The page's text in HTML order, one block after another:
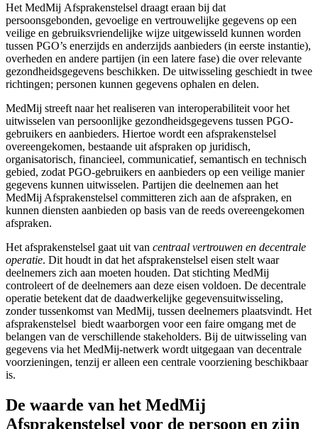
Het MedMij Afsprakenstelsel draagt eraan bij dat
persoonsgebonden, gevoelige en vertrouwelijke gegevens op een
veilige en gebruiksvriendelijke wijze uitgewisseld kunnen worden
tussen PGO’s enerzijds en anderzijds aanbieders (in eerste instantie),
overheden en andere partijen (in een latere fase) die over relevante
gezondheidsgegevens beschikken. De uitwisseling geschiedt in twee
richtingen; personen kunnen gegevens ophalen en delen.
MedMij streeft naar het realiseren van interoperabiliteit voor het
uitwisselen van persoonlijke gezondheidsgegevens tussen PGO-
gebruikers en aanbieders. Hiertoe wordt een afsprakenstelsel
overeengekomen, bestaande uit afspraken op juridisch,
organisatorisch, financieel, communicatief, semantisch en technisch
gebied, zodat PGO-gebruikers en aanbieders op een veilige manier
gegevens kunnen uitwisselen. Partijen die deelnemen aan het
MedMij Afsprakenstelsel committeren zich aan de afspraken, en
kunnen diensten aanbieden op basis van de reeds overeengekomen
afspraken.
Het afsprakenstelsel gaat uit van centraal vertrouwen en decentrale
operatie. Dit houdt in dat het afsprakenstelsel eisen stelt waar
deelnemers zich aan moeten houden. Dat stichting MedMij
controleert of de deelnemers aan deze eisen voldoen. De decentrale
operatie betekent dat de daadwerkelijke gegevensuitwisseling,
zonder tussenkomst van MedMij, tussen deelnemers plaatsvindt. Het
afsprakenstelsel biedt waarborgen voor een faire omgang met de
belangen van de verschillende stakeholders. Bij de uitwisseling van
gegevens via het MedMij-netwerk wordt uitgegaan van decentrale
voorzieningen, tenzij er alleen een centrale voorziening beschikbaar
is.
De waarde van het MedMij
Afsprakenstelsel voor de persoon en zijn